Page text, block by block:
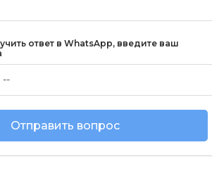
ответ в WhatsApp, введите ваш